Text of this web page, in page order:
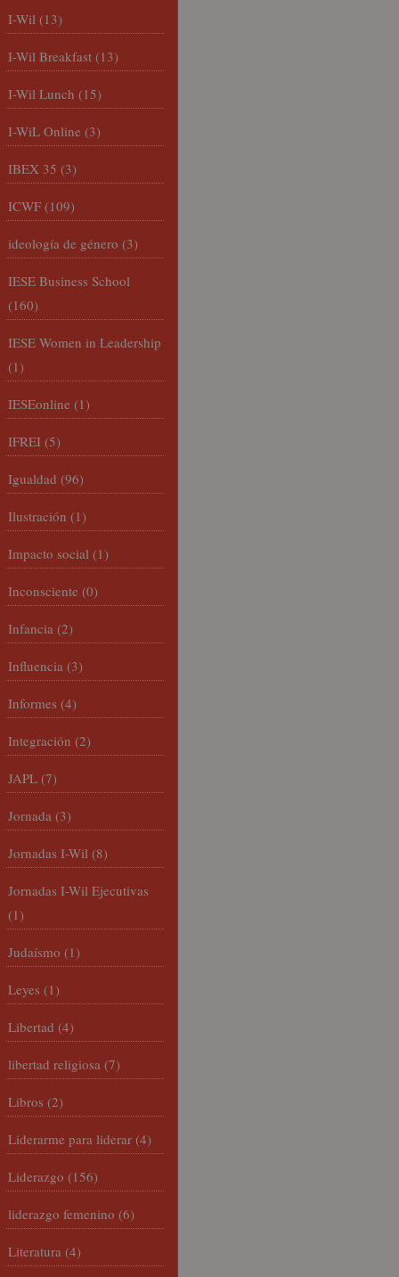
I-Wil (13)
I-Wil Breakfast (13)
I-Wil Lunch (15)
I-WiL Online (3)
IBEX 35 (3)
ICWF (109)
ideología de género (3)
IESE Business School
(160)
IESE Women in Leadership
(1)
IESEonline (1)
IFREI (5)
Igualdad (96)
Ilustración (1)
Impacto social (1)
Inconsciente (0)
Infancia (2)
Influencia (3)
Informes (4)
Integración (2)
JAPL (7)
Jornada (3)
Jornadas I-Wil (8)
Jornadas I-Wil Ejecutivas
(1)
Judaísmo (1)
Leyes (1)
Libertad (4)
libertad religiosa (7)
Libros (2)
Liderarme para liderar (4)
Liderazgo (156)
liderazgo femenino (6)
Literatura (4)